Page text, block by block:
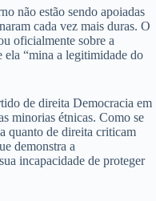
não estão sendo apoiadas
cada vez mais duras. O
oficialmente sobre a
“mina a legitimidade do
de direita Democracia em
minorias étnicas. Como se
quanto de direita criticam
demonstra a
incapacidade de proteger